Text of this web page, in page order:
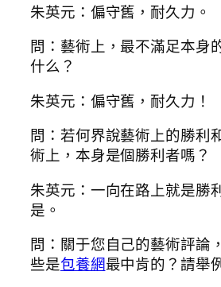
朱英元：偏守舊，耐久力。
問：藝術上，最不滿足本身
什么？
朱英元：偏守舊，耐久力！
問：若何界說藝術上的勝利
術上，本身是個勝利者嗎？
朱英元：一向在路上就是勝
是。
問：關于您自己的藝術評論
些是包養網最中肯的？請舉